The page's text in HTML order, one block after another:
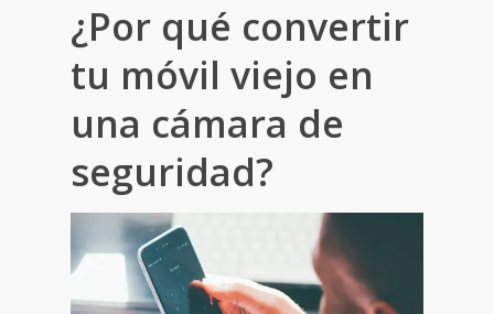
¿Por qué convertir
tu móvil viejo en
una cámara de
seguridad?